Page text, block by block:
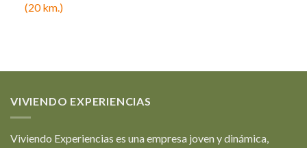
(20 km.)
VIVIENDO EXPERIENCIAS
Viviendo Experiencias es una empresa joven y dinámica,